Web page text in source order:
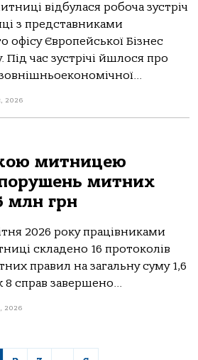
відбулася робоча зустріч
з представниками
офісу Європейської Бізнес
Під час зустрічі йшлося про
2026
митницею
митних
млн грн
2026 року працівниками
складено 16 протоколів
правил на загальну суму 1,6
8 справ завершено...
2026